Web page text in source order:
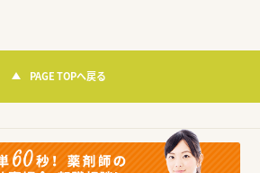
PAGE TOPへ戻る